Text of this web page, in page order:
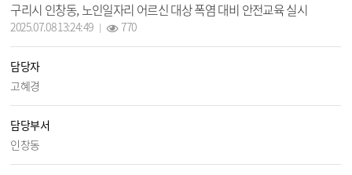
구리시 인창동, 노인일자리 어르신 대상 폭염 대비 안전교육 실시
2025.07.08 13:24:49 770
담당자
고혜경
담당부서
인창동